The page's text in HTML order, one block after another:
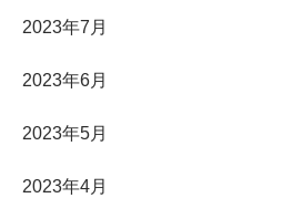
2023年7月
2023年6月
2023年5月
2023年4月